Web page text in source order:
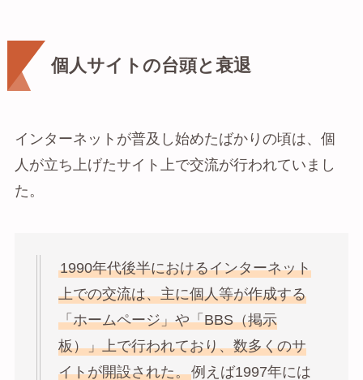
個人サイトの台頭と衰退
インターネットが普及し始めたばかりの頃は、個
人が立ち上げたサイト上で交流が行われていまし
た。
1990年代後半におけるインターネット
上での交流は、主に個人等が作成する
「ホームページ」や「BBS（掲示
板）」上で行われており、数多くのサ
イトが開設された。例えば1997年には